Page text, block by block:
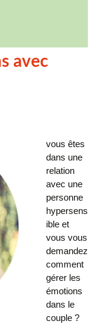
avec
vous êtes
dans une
relation
avec une
personne
hypersens
ible et
vous vous
demandez
comment
gérer les
émotions
dans le
couple ?